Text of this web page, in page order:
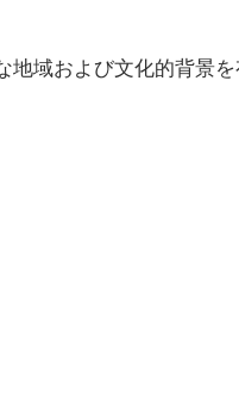
地域および文化的背景